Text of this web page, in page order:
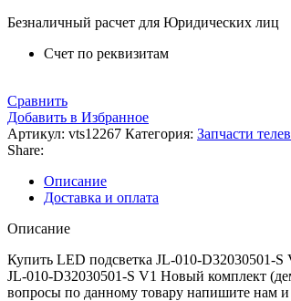
Безналичный расчет для Юридических лиц
Счет по реквизитам
Сравнить
Добавить в Избранное
Артикул: vts12267 Категория: Запчасти
Share:
Описание
Доставка и оплата
Описание
Купить LED подсветка JL-010-D32030501-S
JL-010-D32030501-S V1 Новый комплект
вопросы по данному товару напишите нам